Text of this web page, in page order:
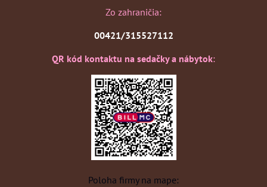
Zo zahraničia:
00421/315527112
QR kód kontaktu na sedačky a nábytok:
Poloha firmy na mape: